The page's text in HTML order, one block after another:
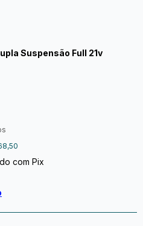
Suspensão Full 21v
com Pix